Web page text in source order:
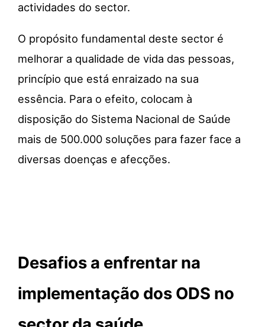
actividades do sector.
O propósito fundamental deste sector é
melhorar a qualidade de vida das pessoas,
princípio que está enraizado na sua
essência. Para o efeito, colocam à
disposição do Sistema Nacional de Saúde
mais de 500.000 soluções para fazer face a
diversas doenças e afecções.
Desafios a enfrentar na
implementação dos ODS no